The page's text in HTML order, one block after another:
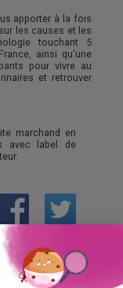
apporter à la fois
les causes et les
touchant 5
ainsi qu'une
pour vivre au
et retrouver
marchand en
avec label de